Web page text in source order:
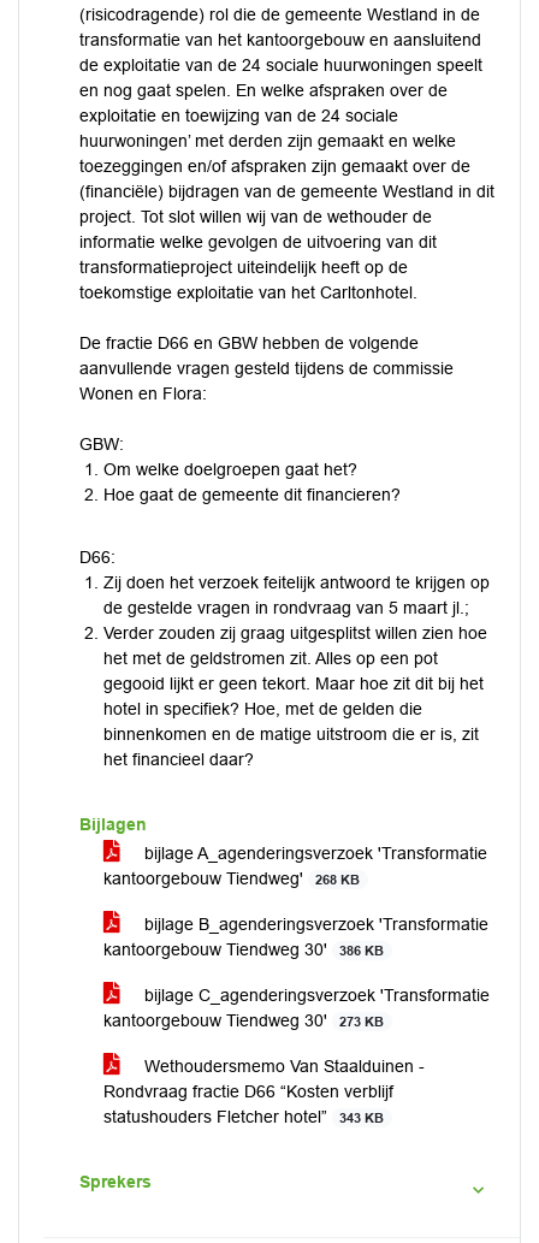
(risicodragende) rol die de gemeente Westland in de
transformatie van het kantoorgebouw en aansluitend
de exploitatie van de 24 sociale huurwoningen speelt
en nog gaat spelen. En welke afspraken over de
exploitatie en toewijzing van de 24 sociale
huurwoningen’ met derden zijn gemaakt en welke
toezeggingen en/of afspraken zijn gemaakt over de
(financiële) bijdragen van de gemeente Westland in dit
project. Tot slot willen wij van de wethouder de
informatie welke gevolgen de uitvoering van dit
transformatieproject uiteindelijk heeft op de
toekomstige exploitatie van het Carltonhotel.
De fractie D66 en GBW hebben de volgende
aanvullende vragen gesteld tijdens de commissie
Wonen en Flora:
GBW:
Om welke doelgroepen gaat het?
Hoe gaat de gemeente dit financieren?
D66:
Zij doen het verzoek feitelijk antwoord te krijgen op
de gestelde vragen in rondvraag van 5 maart jl.;
Verder zouden zij graag uitgesplitst willen zien hoe
het met de geldstromen zit. Alles op een pot
gegooid lijkt er geen tekort. Maar hoe zit dit bij het
hotel in specifiek? Hoe, met de gelden die
binnenkomen en de matige uitstroom die er is, zit
het financieel daar?
Bijlagen
bijlage A_agenderingsverzoek 'Transformatie
kantoorgebouw Tiendweg'
268 KB
bijlage B_agenderingsverzoek 'Transformatie
kantoorgebouw Tiendweg 30'
386 KB
bijlage C_agenderingsverzoek 'Transformatie
kantoorgebouw Tiendweg 30'
273 KB
Wethoudersmemo Van Staalduinen -
Rondvraag fractie D66 “Kosten verblijf
statushouders Fletcher hotel”
343 KB
Sprekers